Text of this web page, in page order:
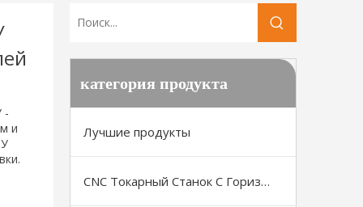
-
и
категория продукта
Лучшие продукты
CNC Токарный Станок С Горизонтальной Станиной